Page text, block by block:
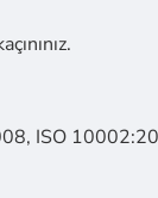
ISO